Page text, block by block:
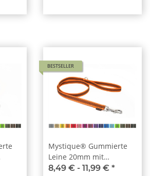
BESTSELLER
Mystique® Gummierte
Leine 20mm mit
Handschlaufe Standard
8,49 € - 11,99 € *